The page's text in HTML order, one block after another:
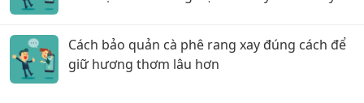
Cách bảo quản cà phê rang xay đúng cách để
giữ hương thơm lâu hơn